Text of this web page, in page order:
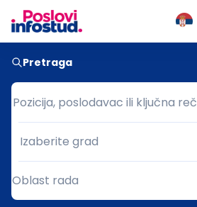
Pretraga
Pozicija, poslodavac ili ključna reč
Pozicija, poslodavac ili ključna reč
Grad
Izaberite grad
Oblast rada